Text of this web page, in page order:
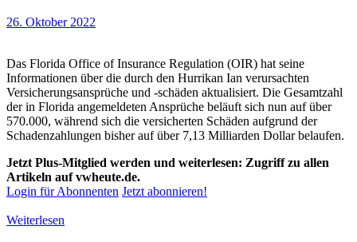
26. Oktober 2022
Das Florida Office of Insurance Regulation (OIR) hat seine
Informationen über die durch den Hurrikan Ian verursachten
Versicherungsansprüche und -schäden aktualisiert. Die Gesamtzahl
der in Florida angemeldeten Ansprüche beläuft sich nun auf über
570.000, während sich die versicherten Schäden aufgrund der
Schadenzahlungen bisher auf über 7,13 Milliarden Dollar belaufen.
Jetzt Plus-Mitglied werden und weiterlesen: Zugriff zu allen
Artikeln auf vwheute.de.
Login für Abonnenten Jetzt abonnieren!
Weiterlesen